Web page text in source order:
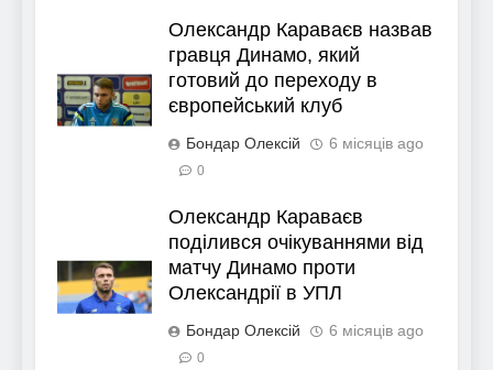
Олександр Караваєв назвав
гравця Динамо, який
готовий до переходу в
європейський клуб
Бондар Олексій 6 місяців ago
0
Олександр Караваєв
поділився очікуваннями від
матчу Динамо проти
Олександрії в УПЛ
Бондар Олексій 6 місяців ago
0